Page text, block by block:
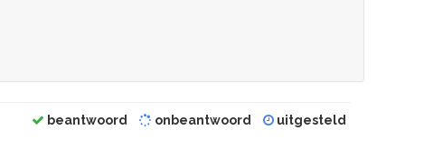
beantwoord onbeantwoord uitgesteld